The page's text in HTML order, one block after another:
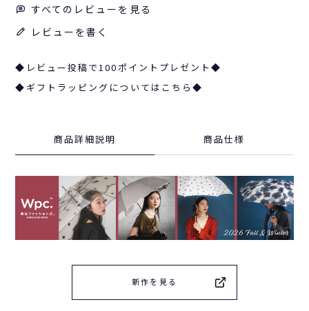
すべてのレビューを見る
レビューを書く
◆レビュー投稿で100ポイントプレゼント◆
◆ギフトラッピングについてはこちら◆
商品詳細説明 商品仕様
新作を見る